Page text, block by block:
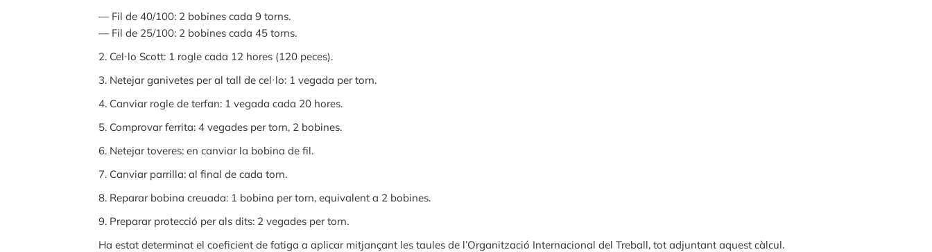
— Fil de 40/100: 2 bobines cada 9 torns.
— Fil de 25/100: 2 bobines cada 45 torns.
2. Cel·lo Scott: 1 rogle cada 12 hores (120 peces).
3. Netejar ganivetes per al tall de cel·lo: 1 vegada per torn.
4. Canviar rogle de terfan: 1 vegada cada 20 hores.
5. Comprovar ferrita: 4 vegades per torn, 2 bobines.
6. Netejar toveres: en canviar la bobina de fil.
7. Canviar parrilla: al final de cada torn.
8. Reparar bobina creuada: 1 bobina per torn, equivalent a 2 bobines.
9. Preparar protecció per als dits: 2 vegades per torn.
Ha estat determinat el coeficient de fatiga a aplicar mitjançant les taules de l’Organització Internacional del Treball, tot adjuntant aquest càlcul.